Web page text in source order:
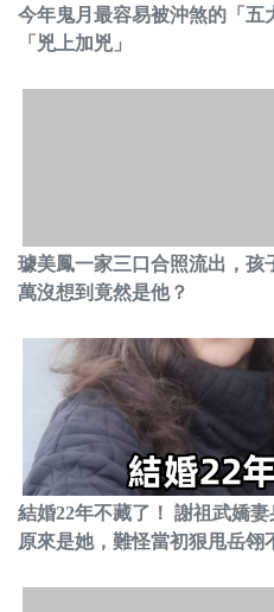
今年鬼月最容易被沖煞的「五
「兇上加兇」
璩美鳳一家三口合照流出，孩
萬沒想到竟然是他？
結婚22年不藏了！ 謝祖武嬌
原來是她，難怪當初狠甩岳翎